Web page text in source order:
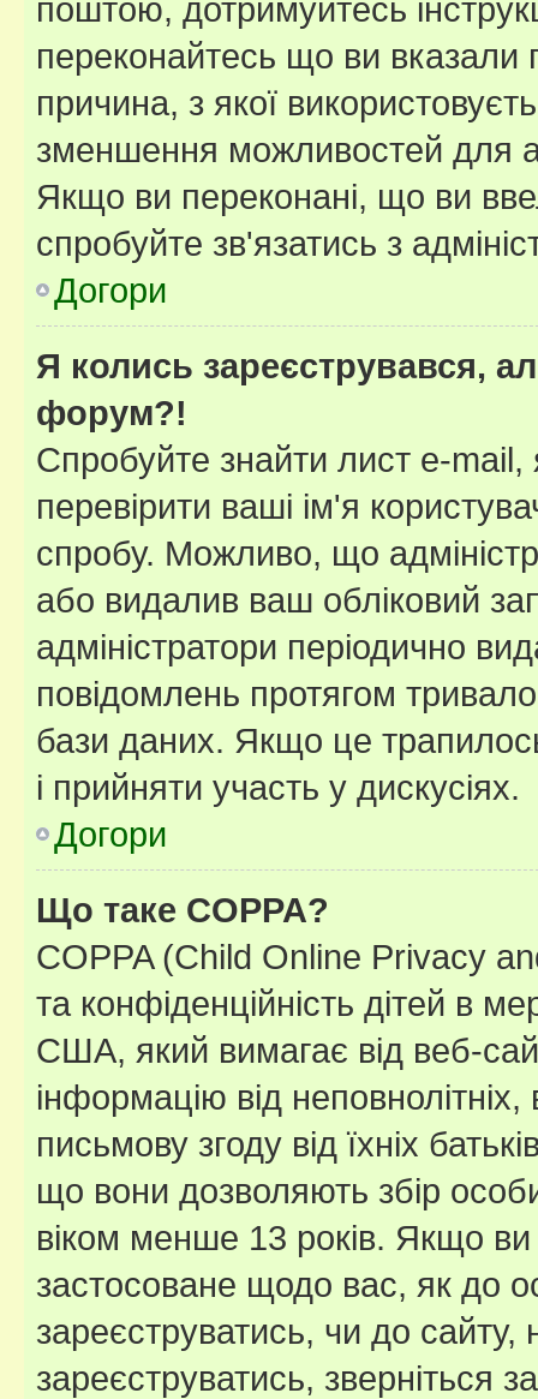
поштою, дотримуйтесь
переконайтесь що ви
причина, з якої
зменшення можливостей для
Якщо ви переконані, що ви
спробуйте зв'язатись з
Догори
Я колись зареєструвався,
форум?!
Спробуйте знайти лист e-mail,
перевірити ваші ім'я
спробу. Можливо, що
або видалив ваш обліковий
адміністратори періодично
повідомлень протягом
бази даних. Якщо це
і прийняти участь у дискусіях.
Догори
Що таке COPPA?
COPPA (Child Online Privacy
та конфіденційність дітей в
США, який вимагає від веб-
інформацію від
письмову згоду від їхніх
що вони дозволяють збір
віком менше 13 років. Якщо
застосоване щодо вас, як до
зареєструватись, чи до
зареєструватись, зверніться